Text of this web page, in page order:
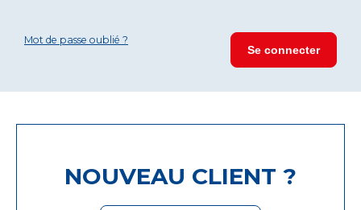
Mot de passe oublié ?
NOUVEAU CLIENT ?